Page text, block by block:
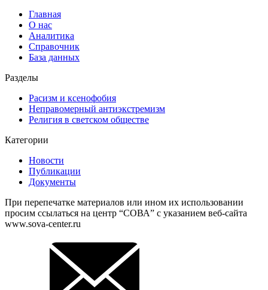
Главная
О нас
Аналитика
Справочник
База данных
Разделы
Расизм и ксенофобия
Неправомерный антиэкстремизм
Религия в светском обществе
Категории
Новости
Публикации
Документы
При перепечатке материалов или ином их использовании
просим ссылаться на центр “СОВА” с указанием веб-сайта
www.sova-center.ru